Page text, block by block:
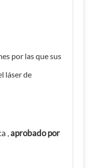
por las que sus
láser de
,aprobado por